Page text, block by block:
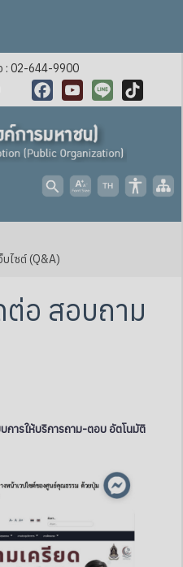
: 02-644-9900
Facebook
YouTube
Line TikTok
ไซต์ (Q&A)
ต่อ สอบถาม
การให้บริการถาม-ตอบ อัตโนมัติ